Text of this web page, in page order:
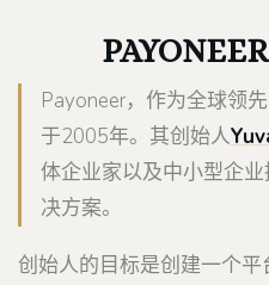
Payoneer，作为全球领
于2005年。其创始人
体企业家以及中小型企
决方案。
创始人的目标是创建一个